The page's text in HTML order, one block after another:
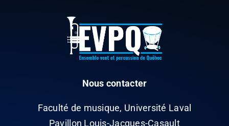
Nous contacter
Faculté de musique, Université Laval
Pavillon Louis-Jacques-Casault